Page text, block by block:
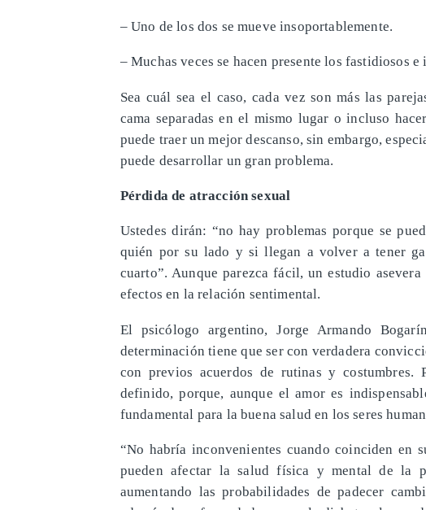
– Uno de los dos se mueve insoportablemente.
– Muchas veces se hacen presente los fastidiosos
Sea cuál sea el caso, cada vez son más las
cama separadas en el mismo lugar o incluso
puede traer un mejor descanso, sin embargo,
puede desarrollar un gran problema.
Pérdida de atracción sexual
Ustedes dirán: “no hay problemas porque se
quién por su lado y si llegan a volver a tener
cuarto”. Aunque parezca fácil, un estudio
efectos en la relación sentimental.
El psicólogo argentino, Jorge Armando
determinación tiene que ser con verdadera
con previos acuerdos de rutinas y
definido, porque, aunque el amor es
fundamental para la buena salud en los seres
“No habría inconvenientes cuando coinciden en
pueden afectar la salud física y mental de la
aumentando las probabilidades de padecer